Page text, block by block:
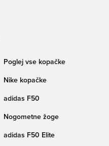
Poglej vse kopačke
Nike kopačke
adidas F50
Nogometne žoge
adidas F50 Elite